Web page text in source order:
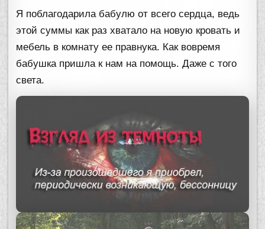
Я поблагодарила бабулю от всего сердца, ведь
этой суммы как раз хватало на новую кровать и
мебель в комнату ее правнука. Как вовремя
бабушка пришла к нам на помощь. Даже с того
света.